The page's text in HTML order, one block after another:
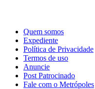
Quem somos
Expediente
Política de Privacidade
Termos de uso
Anuncie
Post Patrocinado
Fale com o Metrópoles